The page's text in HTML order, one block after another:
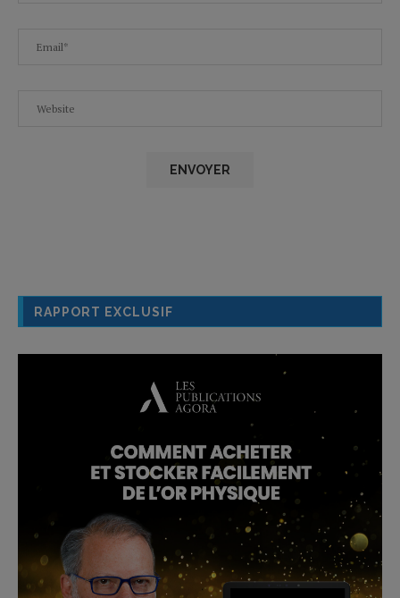
RAPPORT EXCLUSIF